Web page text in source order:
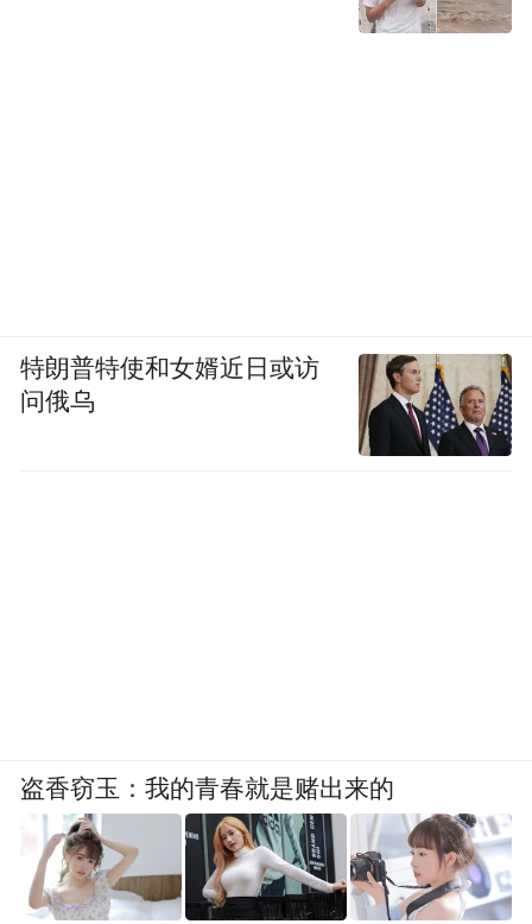
特朗普特使和女婿近日或访
问俄乌
盗香窃玉：我的青春就是赌出来的